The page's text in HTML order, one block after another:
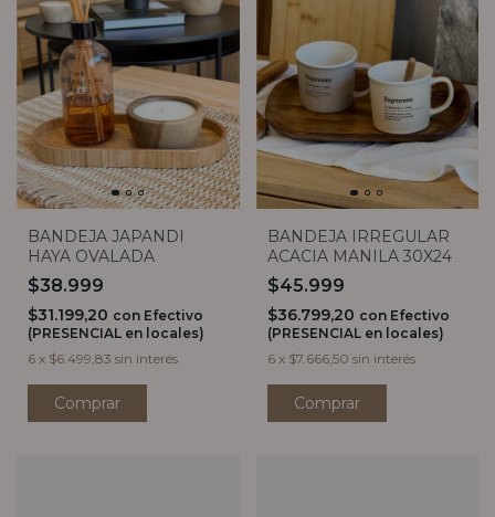
BANDEJA JAPANDI
HAYA OVALADA
$38.999
$31.199,20 con Efectivo
(PRESENCIAL en locales)
6 x $6.499,83 sin interés
BANDEJA IRREGULAR
ACACIA MANILA 30X24
$45.999
$36.799,20 con Efectivo
(PRESENCIAL en locales)
6 x $7.666,50 sin interés